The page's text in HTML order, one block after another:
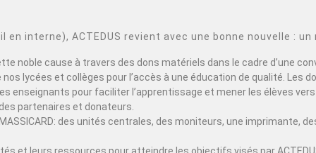
interne), ACTEDUS revient avec une bonne nouvelle :
noble cause à travers des dons matériels dans le cadre d’une
lycées et collèges pour l’accès à une éducation de qualité. Les
pour faciliter l’apprentissage et mener les élèves vers
partenaires et donateurs.
des unités centrales, des moniteurs, une imprimante,